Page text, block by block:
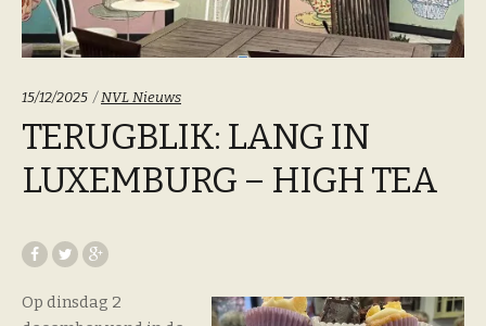
15/12/2025 Categoriën:
NVL Nieuws
TERUGBLIK: LANG IN
LUXEMBURG – HIGH TEA
Op dinsdag 2